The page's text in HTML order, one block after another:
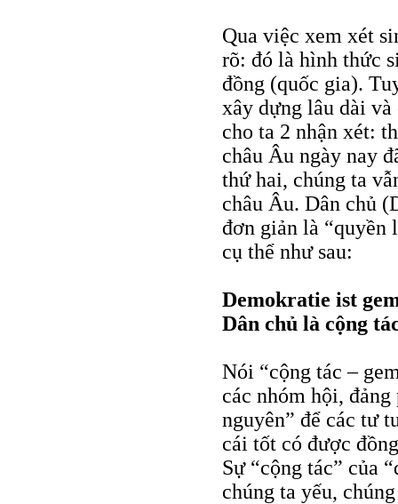
Qua việc xem xét
rõ: đó là hình thức
đồng (quốc gia).
xây dựng lâu dài
cho ta 2 nhận xét:
châu Âu ngày nay
thứ hai, chúng ta
châu Âu. Dân chủ
đơn giản là “quyền
cụ thể như sau:
Demokratie ist
Dân chủ là cộng
Nói “cộng tác –
các nhóm hội,
nguyên” để các tư
cái tốt có được
Sự “cộng tác” của
chúng ta yếu,